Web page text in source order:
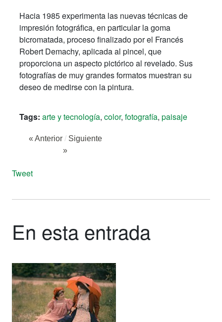
Hacia 1985 experimenta las nuevas técnicas de
impresión fotográfica, en particular la goma
bicromatada, proceso finalizado por el Francés
Robert Demachy, aplicada al pincel, que
proporciona un aspecto pictórico al revelado. Sus
fotografías de muy grandes formatos muestran su
deseo de medirse con la pintura.
Tags: arte y tecnología, color, fotografía, paisaje
« Anterior / Siguiente
»
Tweet
En esta entrada